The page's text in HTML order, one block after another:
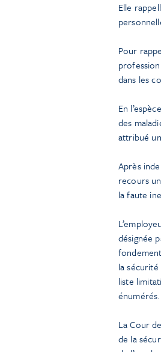
Elle
Pour
dans les
En
des
attribué
Après
recours
la faute
désignée
la sécurité
liste
énumérés.
La Cour
de la